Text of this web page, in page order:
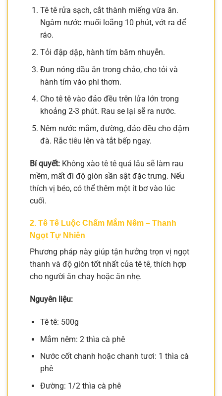
Tê tê rửa sạch, cắt thành miếng vừa ăn.
Ngâm nước muối loãng 10 phút, vớt ra để
ráo.
Tỏi đập dập, hành tím băm nhuyễn.
Đun nóng dầu ăn trong chảo, cho tỏi và
hành tím vào phi thơm.
Cho tê tê vào đảo đều trên lửa lớn trong
khoảng 2-3 phút. Rau se lại sẽ ra nước.
Nêm nước mắm, đường, đảo đều cho đậm
đà. Rắc tiêu lên và tắt bếp ngay.
Bí quyết: Không xào tê tê quá lâu sẽ làm rau
mềm, mất đi độ giòn sần sật đặc trưng. Nếu
thích vị béo, có thể thêm một ít bơ vào lúc
cuối.
2. Tê Tê Luộc Chấm Mắm Nêm – Thanh
Ngọt Tự Nhiên
Phương pháp này giúp tận hưởng trọn vị ngọt
thanh và độ giòn tốt nhất của tê tê, thích hợp
cho người ăn chay hoặc ăn nhẹ.
Nguyên liệu:
Tê tê: 500g
Mắm nêm: 2 thìa cà phê
Nước cốt chanh hoặc chanh tươi: 1 thìa cà
phê
Đường: 1/2 thìa cà phê